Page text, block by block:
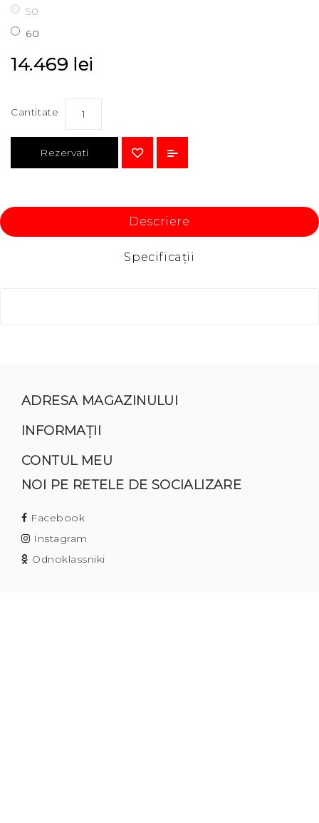
50
60
14.469 lei
Cantitate
Rezervati
Descriere
Specificaţii
ADRESA MAGAZINULUI
INFORMAŢII
CONTUL MEU
NOI PE RETELE DE SOCIALIZARE
Facebook
Instagram
Odnoklassniki